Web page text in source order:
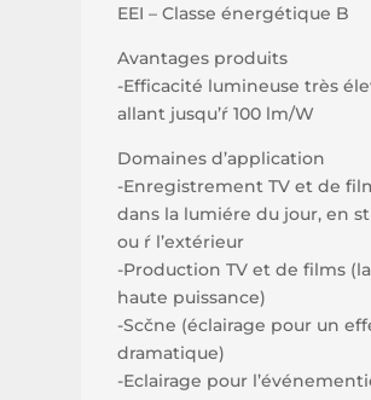
EEI – Classe énergétique B
Avantages produits
-Efficacité lumineuse très
allant jusqu’ŕ 100 lm/W
Domaines d’application
-Enregistrement TV et de
dans la lumiére du jour, en
ou ŕ l’extérieur
-Production TV et de films
haute puissance)
-Scčne (éclairage pour un
dramatique)
-Eclairage pour